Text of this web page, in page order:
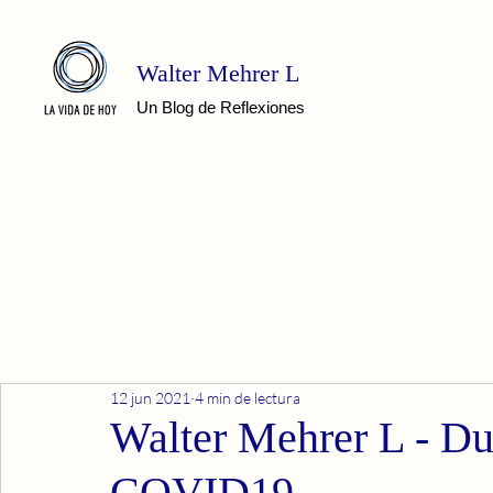
Walter Mehrer L
Un Blog de Reflexiones
Walter Mehrer L -
12 jun 2021 4 min de lectura